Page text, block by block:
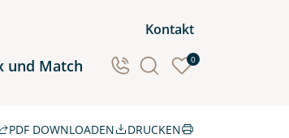
Kontakt
und Match 0
PDF DOWNLOADEN DRUCKEN